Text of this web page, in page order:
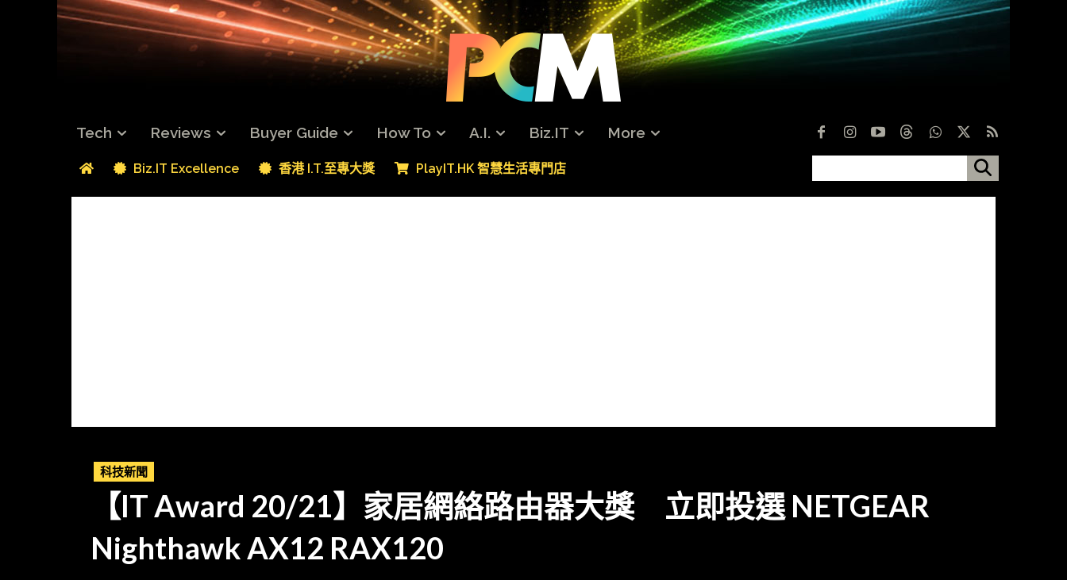
Tech Reviews Buyer Guide How To A.I. Biz.IT More
Biz.IT Excellence 香港 I.T.至專大獎 PlayIT.HK 智慧生活專門店
科技新聞
【IT Award 20/21】家居網絡路由器大獎 立即投選 NETGEAR
Nighthawk AX12 RAX120